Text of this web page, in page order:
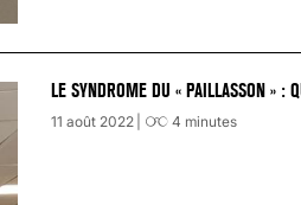
LE SYNDROME DU « PAILLASSON » :
11 août 2022 4 minutes